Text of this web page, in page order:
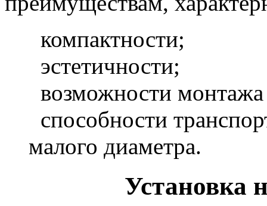
компактности;
эстетичности;
возможности
способности
малого диаметра.
Установка